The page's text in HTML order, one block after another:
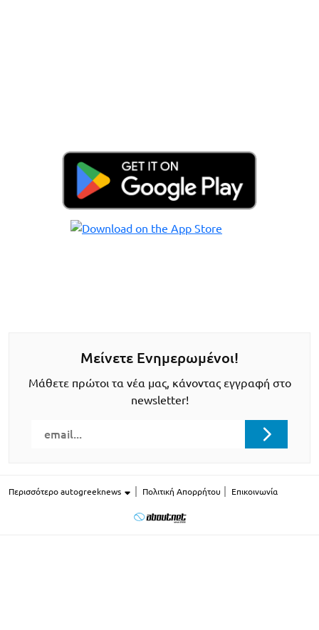
Μείνετε Ενημερωμένοι!
Μάθετε πρώτοι τα νέα μας, κάνοντας εγγραφή στο
newsletter!
Περισσότερο autogreeknews Πολιτική Απορρήτου Επικοινωνία